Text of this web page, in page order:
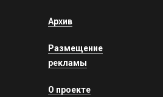
Архив
Размещение
рекламы
О проекте